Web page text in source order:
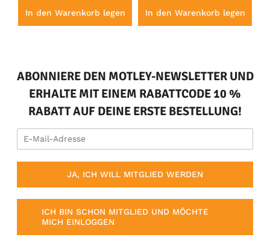
In den Warenkorb legen In den Warenkorb legen
ABONNIERE DEN MOTLEY-NEWSLETTER UND
ERHALTE MIT EINEM RABATTCODE 10 %
RABATT AUF DEINE ERSTE BESTELLUNG!
JA, ICH WILL MITGLIED WERDEN
ICH BIN SCHON MITGLIED UND MÖCHTE
MICH EINLOGGEN